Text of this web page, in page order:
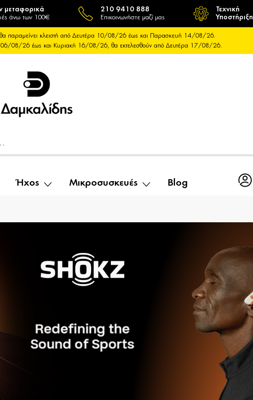
μεταφορικά
άνω των 100€
210 9410 888
Επικοινωνήστε μαζί μας
Τεχνική
Υποστήριξη
θα παραμείνει κλειστή από Δευτέρα 10/08/26 έως και Παρασκευή 14/08/26.
06/08/26 έως και Κυριακή 16/08/26, θα εκτελεσθούν από Δευτέρα 17/08/26.
Ήχος Μικροσυσκευές Blog